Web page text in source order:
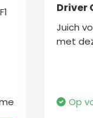
Driver
Juich
met
Op